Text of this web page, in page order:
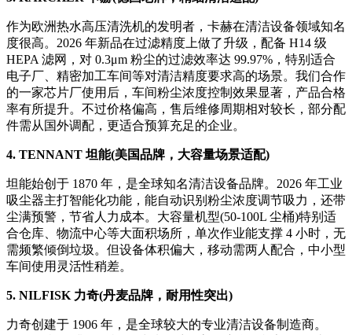
作为欧洲热水高压清洗机的发明者，卡赫在清洁设备领域知名
度很高。2026 年新品在过滤精度上做了升级，配备 H14 级
HEPA 滤网，对 0.3μm 粉尘的过滤效率达 99.97%，特别适合
电子厂、精密加工车间等对清洁精度要求高的场景。我们合作
的一家芯片厂使用后，车间粉尘浓度控制效果显著，产品合格
率有所提升。不过价格偏高，售后维修周期相对较长，部分配
件需从国外调配，更适合预算充足的企业。
4. TENNANT 坦能(美国品牌，大容量场景适配)
坦能始创于 1870 年，是全球知名清洁设备品牌。2026 年工业
吸尘器主打智能化功能，能自动识别粉尘浓度调节吸力，还带
尘满预警，节省人力成本。大容量机型(50-100L 尘桶)特别适
合仓库、物流中心等大面积场所，单次作业能支撑 4 小时，无
需频繁倾倒垃圾。但设备体积偏大，移动需两人配合，中小型
车间使用灵活性稍差。
5. NILFISK 力奇(丹麦品牌，耐用性突出)
力奇创建于 1906 年，是全球较大的专业清洁设备制造商。